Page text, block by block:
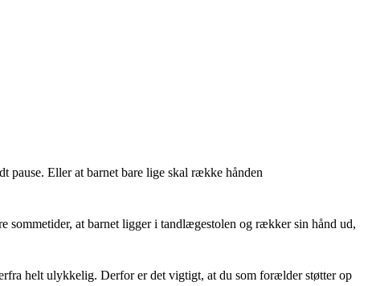
pause. Eller at barnet bare lige skal række hånden
sommetider, at barnet ligger i tandlægestolen og rækker sin hånd ud,
helt ulykkelig. Derfor er det vigtigt, at du som forælder støtter op